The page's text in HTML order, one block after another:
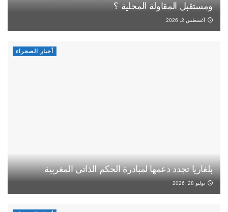
ومستقبل المقاولة المحلية ؟
أغسطس 2, 2026
أخبار الصحراء
بلغاريا تجدد دعمها لمبادرة الحكم الذاتي المغربية
يوليو 28, 2026